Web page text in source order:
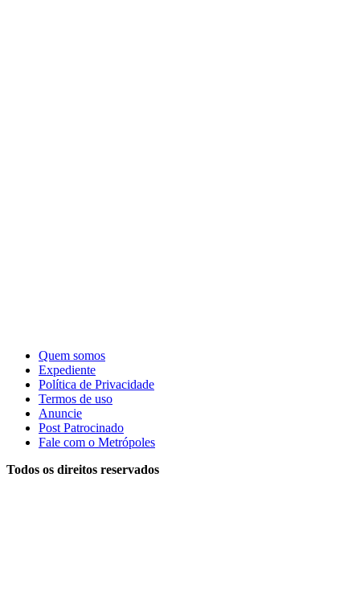
Quem somos
Expediente
Política de Privacidade
Termos de uso
Anuncie
Post Patrocinado
Fale com o Metrópoles
Todos os direitos reservados